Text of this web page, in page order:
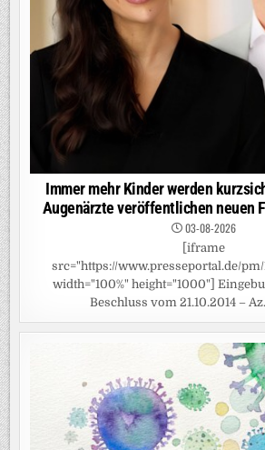
Immer mehr Kinder werden
Augenärzte veröffentlichen neuen
03-08-2026
[iframe
src="https://www.presseportal.de/pm/
width="100%" height="1000"]
Beschluss vom 21.10.2014 –